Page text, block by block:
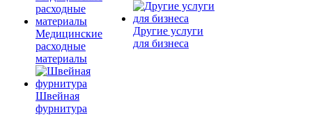
Медицинские
расходные
материалы
Швейная
фурнитура
Другие услуги
для бизнеса